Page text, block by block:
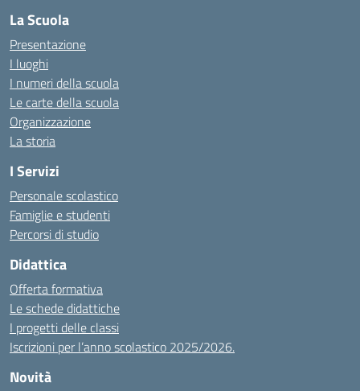
La Scuola
Presentazione
I luoghi
I numeri della scuola
Le carte della scuola
Organizzazione
La storia
I Servizi
Personale scolastico
Famiglie e studenti
Percorsi di studio
Didattica
Offerta formativa
Le schede didattiche
I progetti delle classi
Iscrizioni per l’anno scolastico 2025/2026.
Novità